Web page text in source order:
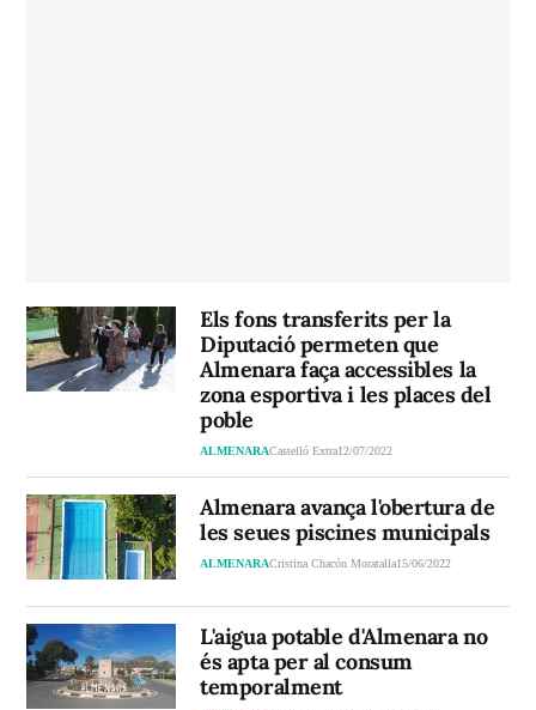
Els fons transferits per la
Diputació permeten que
Almenara faça accessibles la
zona esportiva i les places del
poble
ALMENARACastelló Extra12/07/2022
Almenara avança l'obertura de
les seues piscines municipals
ALMENARACristina Chacón Moratalla15/06/2022
L'aigua potable d'Almenara no
és apta per al consum
temporalment